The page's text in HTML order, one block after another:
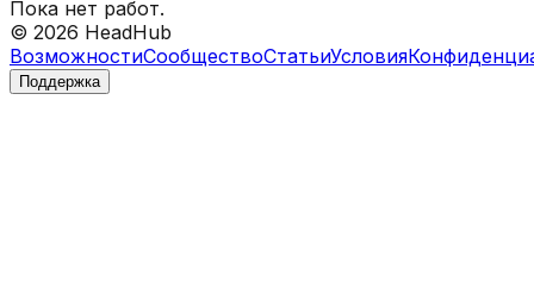
Пока нет работ.
© 2026 HeadHub
ВозможностиСообществоСтатьиУсловия
Поддержка